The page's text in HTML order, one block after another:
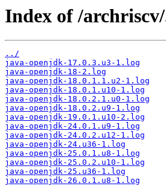
Index of /
../
java-openjdk-17.0.3.u3-1.log
java-openjdk-18-2.log
java-openjdk-18.0.1.1.u2-1.log
java-openjdk-18.0.1.u10-1.log
java-openjdk-18.0.2.1.u0-1.log
java-openjdk-18.0.2.u9-1.log
java-openjdk-19.0.1.u10-2.log
java-openjdk-24.0.1.u9-1.log
java-openjdk-24.0.2.u12-1.log
java-openjdk-24.u36-1.log
java-openjdk-25.0.1.u8-1.log
java-openjdk-25.0.2.u10-1.log
java-openjdk-25.u36-1.log
java-openjdk-26.0.1.u8-1.log